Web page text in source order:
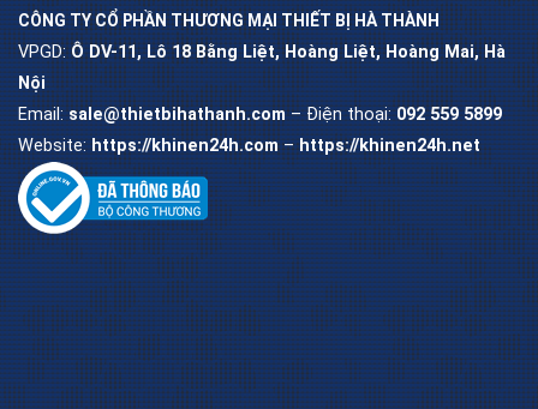
CÔNG TY CỔ PHẦN THƯƠNG MẠI THIẾT BỊ HÀ THÀNH
VPGD: Ô DV-11, Lô 18 Bằng Liệt, Hoàng Liệt, Hoàng Mai, Hà
Nội
Email:sale@thietbihathanh.com– Điện thoại: 092 559 5899
Website: https://khinen24h.com–https://khinen24h.net
Máy
nén
khí
trục
vít
Máy
nén
khí
piston
Máy
sấy
khí
Bình
chứa
nén
Bộ
lọc
khí
nén
Dầu
máy
nén
khí
Lọc
dầu
máy
trục
vít
Lọc
khí
máy
trục
vít
Lọc
tách
máy
trục
vít
Van
khí
nén